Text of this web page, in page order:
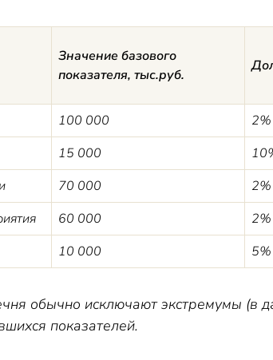
Значение базового
показателя, тыс.руб.
100 000 2%
15 000
70 000 2%
60 000 2%
10 000 5%
обычно исключают экстремумы (в
показателей.